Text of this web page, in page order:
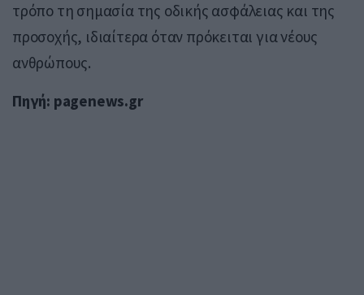
τρόπο τη σημασία της οδικής ασφάλειας και της
προσοχής, ιδιαίτερα όταν πρόκειται για νέους
ανθρώπους.
Πηγή: pagenews.gr